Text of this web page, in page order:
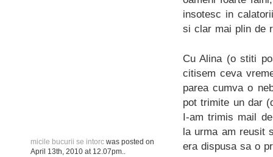
micile bucurii se intorc was posted on
April 13th, 2010 at 12.07pm
insotesc in
si clar mai plin de
Cu Alina (o stiti
citisem ceva
parea cumva o
pot trimite un dar
I-am trimis mail
la urma am reusit
era dispusa sa o